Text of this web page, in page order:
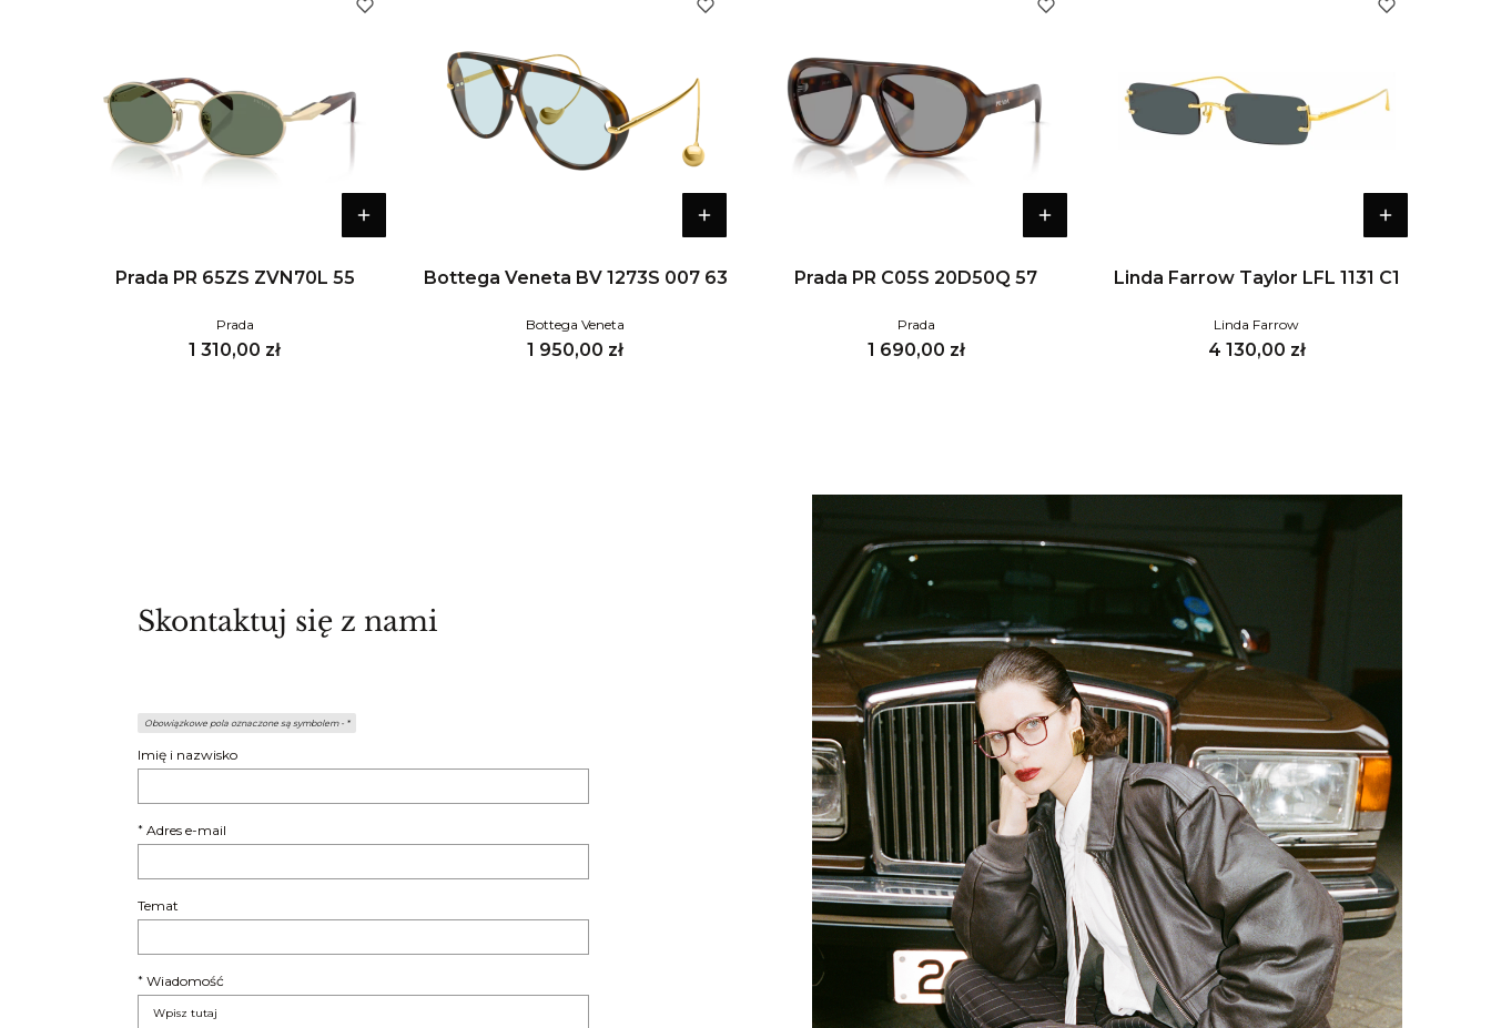
Prada PR 65ZS ZVN70L 55
Prada
Cena
1 310,00 zł
Bottega Veneta BV 1273S 007 63
Bottega Veneta
Cena
1 950,00 zł
Prada PR C05S 20D50Q 57
Prada
Cena
1 690,00 zł
Linda Farrow Taylor LFL 1131 C1
Linda Farrow
Cena
4 130,00 zł
Skontaktuj się z nami
Obowiązkowe pola oznaczone są symbolem - *
Imię i nazwisko
* Adres e-mail
Temat
* Wiadomość